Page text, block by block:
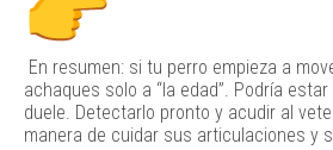
En resumen: si tu perro empieza a
achaques solo a “la edad”. Podría
duele. Detectarlo pronto y acudir al
manera de cuidar sus articulaciones y